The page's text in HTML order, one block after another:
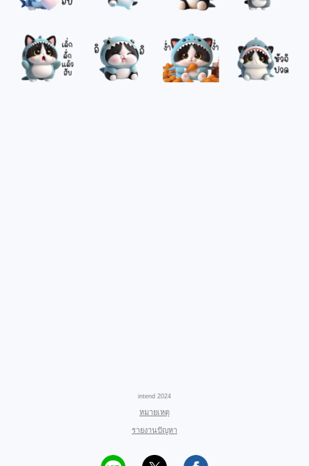
intend 2024
หมายเหตุ
รายงานปัญหา